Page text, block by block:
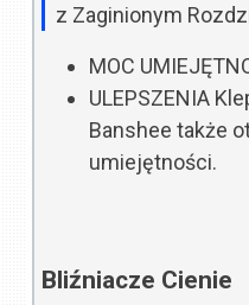
z Zaginionym
MOC
ULEPSZENIA
Banshee także
umiejętności.
Bliźniacze Cienie